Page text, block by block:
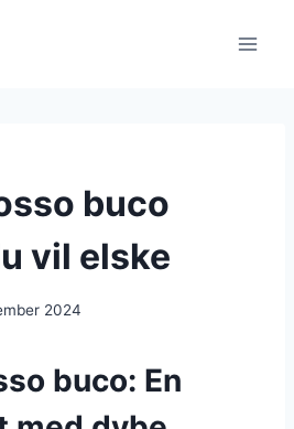
buco
vil elske
2024
buco: En